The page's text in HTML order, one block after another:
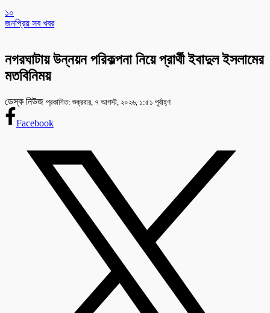
১০
জনপ্রিয় সব খবর
নগরঘাটায় উন্নয়ন পরিকল্পনা নিয়ে প্রার্থী ইবাদুল ইসলামের
মতবিনিময়
ডেস্ক নিউজ প্রকাশিত: শুক্রবার, ৭ আগস্ট, ২০২৬, ১:৫১ পূর্বাহ্ণ
Facebook